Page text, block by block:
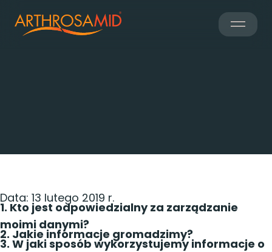
Data: 13 lutego 2019 r.
1. Kto jest odpowiedzialny za zarządzanie
moimi danymi?
2. Jakie informacje gromadzimy?
3. W jaki sposób wykorzystujemy informacje o